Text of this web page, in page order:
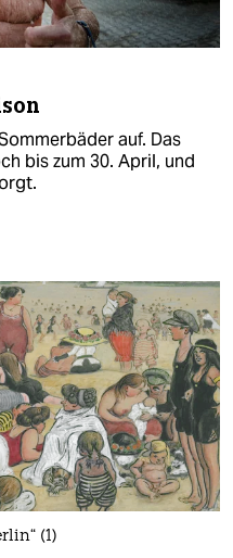
auf. Das
bis zum 30. April, und
(1)